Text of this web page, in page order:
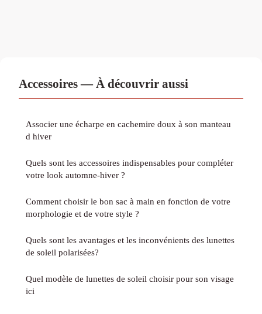
Accessoires — À découvrir aussi
Associer une écharpe en cachemire doux à son manteau
d hiver
Quels sont les accessoires indispensables pour compléter
votre look automne-hiver ?
Comment choisir le bon sac à main en fonction de votre
morphologie et de votre style ?
Quels sont les avantages et les inconvénients des lunettes
de soleil polarisées?
Quel modèle de lunettes de soleil choisir pour son visage
ici